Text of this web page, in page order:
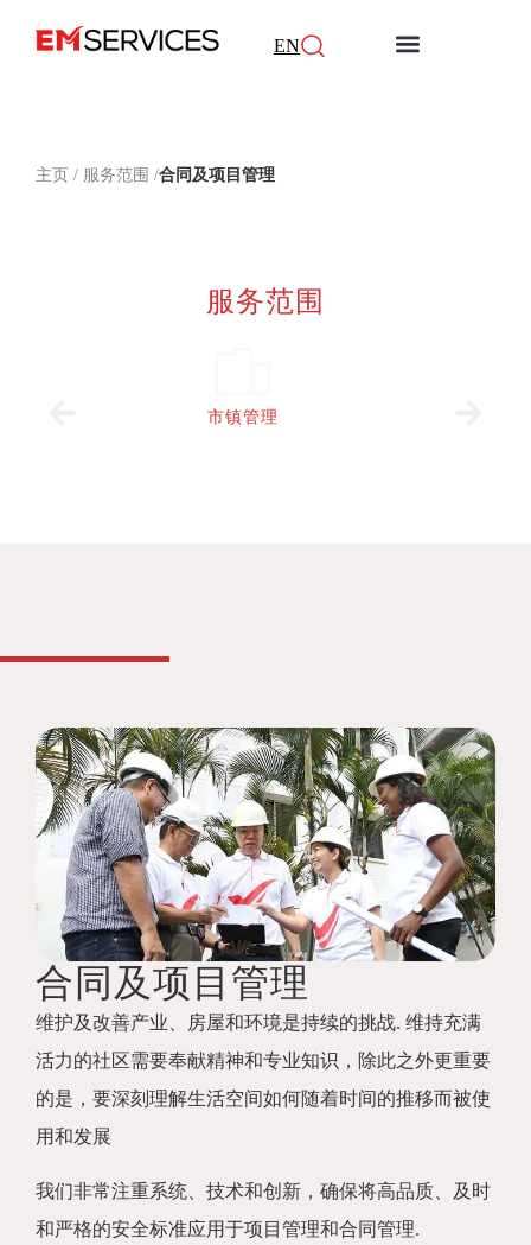
EN
主页 / 服务范围 /合同及项目管理
服务范围
市镇管理
合同及项目管理
维护及改善产业、房屋和环境是持续的挑战. 维持充满
活力的社区需要奉献精神和专业知识，除此之外更重要
的是，要深刻理解生活空间如何随着时间的推移而被使
用和发展
我们非常注重系统、技术和创新，确保将高品质、及时
和严格的安全标准应用于项目管理和合同管理.